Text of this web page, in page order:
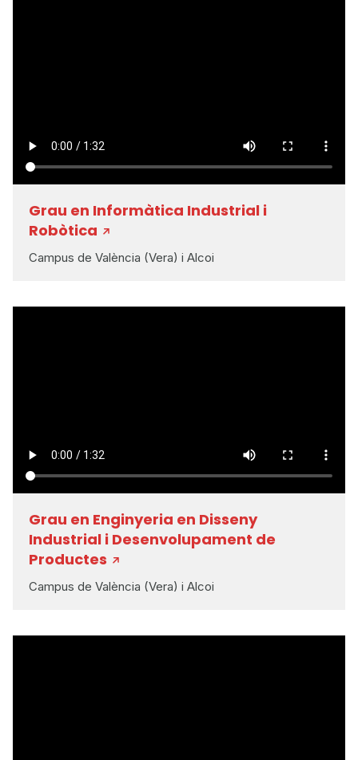
Grau en Informàtica Industrial i
Robòtica
Campus de València (Vera) i Alcoi
Grau en Enginyeria en Disseny
Industrial i Desenvolupament de
Productes
Campus de València (Vera) i Alcoi